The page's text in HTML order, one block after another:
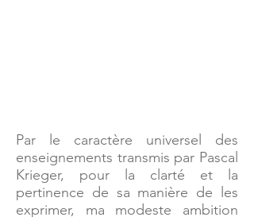
Par le caractère universel des
enseignements transmis par Pascal
Krieger, pour la clarté et la
pertinence de sa manière de les
exprimer, ma modeste ambition